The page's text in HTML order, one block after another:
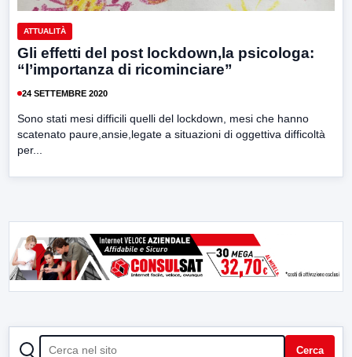
ATTUALITÀ
Gli effetti del post lockdown,la psicologa:
“l’importanza di ricominciare”
24 SETTEMBRE 2020
Sono stati mesi difficili quelli del lockdown, mesi che hanno
scatenato paure,ansie,legate a situazioni di oggettiva difficoltà
per...
CERCA Cerca